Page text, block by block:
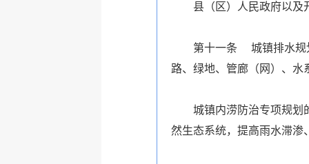
县（区）人民政府以及
第十一条 城镇排水规
路、绿地、管廊（网）、水
城镇内涝防治专项规划
然生态系统，提高雨水滞渗